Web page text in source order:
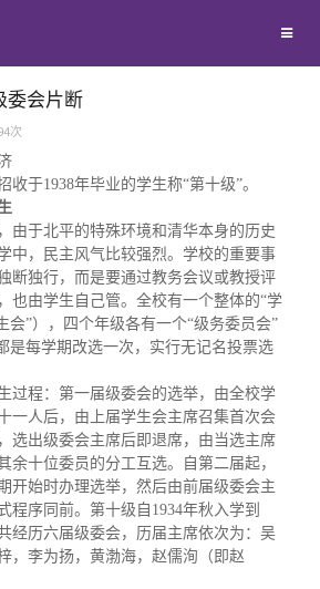
西南联大校友会
义工计划
新媒体平台
青春风采
校友文苑
校友讲坛
校友视界
终身学习
信息化服务
三创大赛
总会
总会简介
会长致辞
委会片断
次
收于1938年毕业的学生称“第十级”。
由于北平的特殊环境和清华本身的历史
中，民主风气比较强烈。学校的重要事
断独行，而是要通过教务会议或教授评
也由学生自己管。全校有一个整体的“学
会”），四个年级各有一个“级务委员会”
是每学期改选一次，实行无记名投票选
过程：第一届级委会的选举，由全校学
一人后，由上届学生会主席召集首次会
选出级委会主席后即退席，由当选主席
余十位委员的分工互选。自第二届起，
开始时办理选举，然后由前届级委会主
程序同前。第十级自 1934年秋入学到
经历六届级委会，历届主席依次为：吴
，李为扬，黄渤海，赵儒洵（即赵